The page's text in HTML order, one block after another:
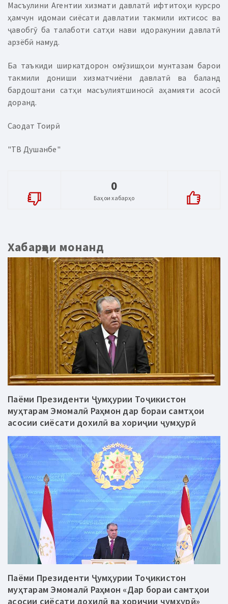
Масъулини Агентии хизмати давлатӣ ифтитоҳи курсро
ҳамчун идомаи сиёсати давлатии такмили ихтисос ва
ҷавобгӯ ба талаботи сатҳи нави идоракунии давлатӣ
арзёбӣ намуд.
Ба таъкиди ширкатдорон омӯзишҳои мунтазам барои
такмили дониши хизматчиёни давлатӣ ва баланд
бардоштани сатҳи масъулиятшиносӣ аҳамияти асосӣ
доранд.
Саодат Тоирӣ
"ТВ Душанбе"
0
Баҳои хабарҳо
Хабарҳои монанд
Паёми Президенти Ҷумҳурии Тоҷикистон
муҳтарам Эмомалӣ Раҳмон дар бораи самтҳои
асосии сиёсати дохилӣ ва хориҷии ҷумҳурӣ
Паёми Президенти Ҷумҳурии Тоҷикистон
муҳтарам Эмомалӣ Раҳмон «Дар бораи самтҳои
асосии сиёсати дохилӣ ва хориҷии ҷумҳурӣ»